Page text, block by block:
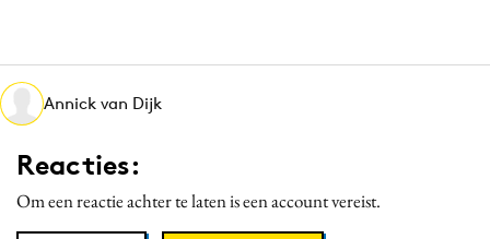
Martech
Media
Merkstrategie
Annick van Dijk
Reacties:
Om een reactie achter te laten is een account vereist.